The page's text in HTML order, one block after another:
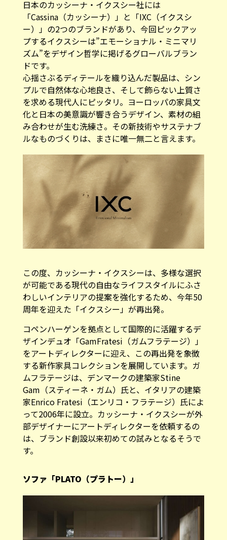
日本のカッシーナ・イクスシー社には
「Cassina（カッシーナ）」と「IXC（イクスシ
ー）」の2つのブランドがあり、今回ピックアッ
プするイクスシーは”エモーショナル・ミニマリ
ズム”をデザイン哲学に掲げるグローバルブラン
ドです。
心揺さぶるディテールを織り込んだ製品は、シン
プルで自然体な心地良さ、そして飾らない上質さ
を求める現代人にピッタリ。ヨーロッパの家具文
化と日本の美意識が響き合うデザイン、素材の組
み合わせが生む洗練さ。その新技術やサステナブ
ルなものづくりは、まさに唯一無二と言えます。
この度、カッシーナ・イクスシーは、多様な選択
が可能である現代の自由なライフスタイルにふさ
わしいインテリアの提案を強化するため、今年50
周年を迎えた「イクスシー」が再出発。
コペンハーゲンを拠点として国際的に活躍するデ
ザインデュオ「GamFratesi（ガムフラテージ）」
をアートディレクターに迎え、この再出発を象徴
する新作家具コレクションを展開しています。ガ
ムフラテージは、デンマークの建築家Stine
Gam（スティーネ・ガム）氏と、イタリアの建築
家Enrico Fratesi（エンリコ・フラテージ）氏によ
って2006年に設立。カッシーナ・イクスシーが外
部デザイナーにアートディレクターを依頼するの
は、ブランド創設以来初めての試みとなるそうで
す。
ソファ「PLATO（プラトー）」